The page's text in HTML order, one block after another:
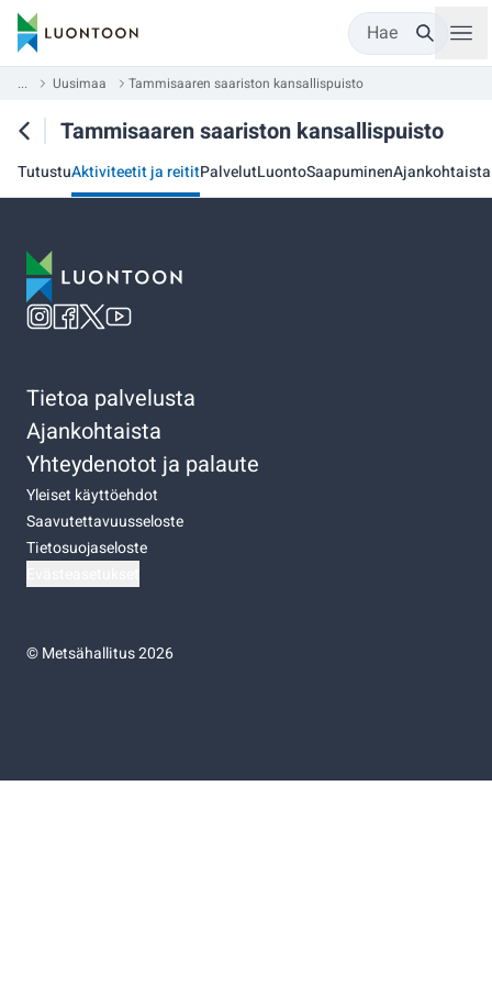
Hae
... Uusimaa Tammisaaren saariston kansallispuisto
Tammisaaren saariston kansallispuisto
TutustuAktiviteetit ja reititPalvelutLuontoSaapuminenAjankohtaista
Tietoa palvelusta
Ajankohtaista
Yhteydenotot ja palaute
Yleiset käyttöehdot
Saavutettavuusseloste
Tietosuojaseloste
©Metsähallitus 2026